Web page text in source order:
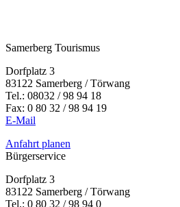
Samerberg Tourismus
Dorfplatz 3
83122 Samerberg / Törwang
Tel.: 08032 / 98 94 18
Fax: 0 80 32 / 98 94 19
E-Mail
Anfahrt planen
Bürgerservice
Dorfplatz 3
83122 Samerberg / Törwang
Tel.: 0 80 32 / 98 94 0